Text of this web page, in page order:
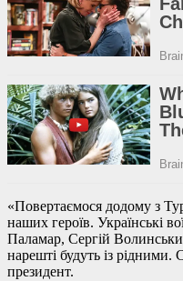
«Повертаємося додому з
наших героїв. Українські
Паламар, Сергій
нарешті будуть із рідними.
президент.